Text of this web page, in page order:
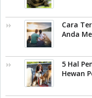
Cara
Anda
5 Hal
Hewan